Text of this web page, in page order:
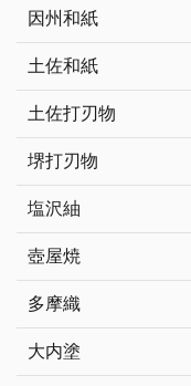
因州和紙
土佐和紙
土佐打刃物
堺打刃物
塩沢紬
壺屋焼
多摩織
大内塗